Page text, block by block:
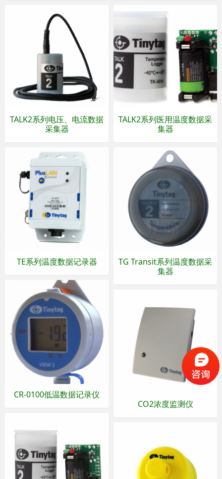
TALK2系列电压、电流数据
采集器
TALK2系列医用温度数据采
集器
TE系列温度数据记录器
TG Transit系列温度数据采
集器
CR-0100低温数据记录仪
CO2浓度监测仪